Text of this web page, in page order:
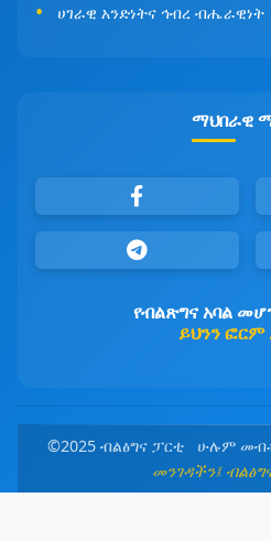
ሀገራዊ አንድነትና ኅብረ ብሔራዊነት
ማህበራዊ
የብልጽግና አባል
ይህንን
©2025 ብልፅግና ፓርቲ ሁሉም
መንገዳችን፤